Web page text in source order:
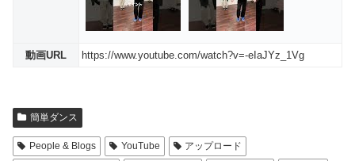
動画URL https://www.youtube.com/watch?v=-eIaJYz_1Vg
簡単ダンス
People & Blogs YouTube
アップロード